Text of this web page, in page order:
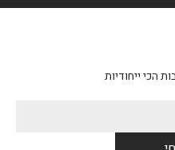
הכי ייחודיות